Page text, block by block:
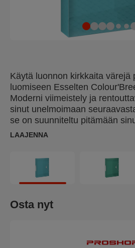
Käytä luonnon kirkkaita värejä
luomiseen Esselten
Moderni viimeistely ja
sinut unelmoimaan
se on suunniteltu pitämään
motivoituneena opiskelun tai
muistiinpanojen, projektien ja
Colour'Breeze-sarjan
kulmalukkokansioiden
siihen mahtuu jopa 200 arkkia
turvassa liikkeellä ollessaan, ja
LAAJENNA
Osta nyt